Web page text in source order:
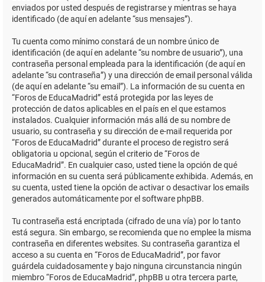
enviados por usted después de registrarse y mientras se haya
identificado (de aquí en adelante “sus mensajes”).
Tu cuenta como mínimo constará de un nombre único de
identificación (de aquí en adelante “su nombre de usuario”), una
contraseña personal empleada para la identificación (de aquí en
adelante “su contraseña”) y una dirección de email personal válida
(de aquí en adelante “su email”). La información de su cuenta en
“Foros de EducaMadrid” está protegida por las leyes de
protección de datos aplicables en el país en el que estamos
instalados. Cualquier información más allá de su nombre de
usuario, su contraseña y su dirección de e-mail requerida por
“Foros de EducaMadrid” durante el proceso de registro será
obligatoria u opcional, según el criterio de “Foros de
EducaMadrid”. En cualquier caso, usted tiene la opción de qué
información en su cuenta será públicamente exhibida. Además, en
su cuenta, usted tiene la opción de activar o desactivar los emails
generados automáticamente por el software phpBB.
Tu contraseña está encriptada (cifrado de una vía) por lo tanto
está segura. Sin embargo, se recomienda que no emplee la misma
contraseña en diferentes websites. Su contraseña garantiza el
acceso a su cuenta en “Foros de EducaMadrid”, por favor
guárdela cuidadosamente y bajo ninguna circunstancia ningún
miembro “Foros de EducaMadrid”, phpBB u otra tercera parte,